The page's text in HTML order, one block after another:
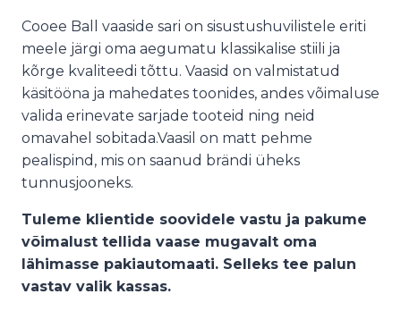
Cooee Ball vaaside sari on sisustushuvilistele eriti
meele järgi oma aegumatu klassikalise stiili ja
kõrge kvaliteedi tõttu. Vaasid on valmistatud
käsitööna ja mahedates toonides, andes võimaluse
valida erinevate sarjade tooteid ning neid
omavahel sobitada.Vaasil on matt pehme
pealispind, mis on saanud brändi üheks
tunnusjooneks.
Tuleme klientide soovidele vastu ja pakume
võimalust tellida vaase mugavalt oma
lähimasse pakiautomaati. Selleks tee palun
vastav valik kassas.